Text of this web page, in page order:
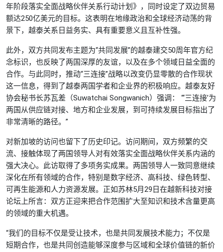
年阶段落实全面战略伙伴关系行动计划》，同时设定了双边贸易
额达250亿美元的目标。这表明在地缘政治和全球经济动荡的背
景下，越泰关系日益务实、具有重要意义且互补性强。
此外，双方共同发布主题为“共同发展”的越泰建交50周年官方纪
念标识，也反映了两国深厚的友谊，以及在多个领域日益全面的
合作。与此同时，推动“三连接”战略以改变仍显零散的合作现状
这一信息，得到了越泰两国学者和企业界的积极响应。越泰友好
协会秘书长苏瓦差（Suwatchai Songwanich）强调： “‘三连接’为
两国从供应链对接、地方和企业发展，到可持续发展目标指出了
非常清晰的路径。”
对新加坡的访问也留下了历史印记。访问期间，双方频繁的交
流、接触体现了两国领导人对有效落实全面战略伙伴关系内涵的
强大决心。此访取得了多项务实成果。两国领导人一致同意继续
深化在所有领域的合作，特别是数字经济、高科技、绿色转型、
可再生能源和人力资源发展。正如苏林5月29日在越新科技对接
论坛上所言：双方正迎来把合作范围扩大至知识和技术含量更高
的领域的重大机遇。
“我们的目标不仅是受让技术，也是共同发展技术能力；不仅是
短期合作，也是共同创造能够深度参与区域和全球价值链的新价